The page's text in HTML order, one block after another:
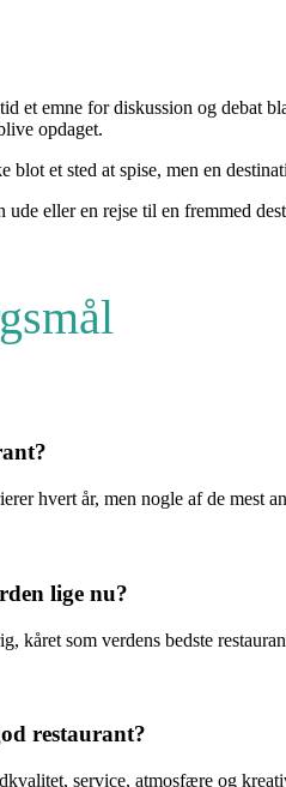
et emne for diskussion og debat
opdaget.
blot et sted at spise, men en
eller en rejse til en fremmed
hvert år, men nogle af de
lige nu?
som verdens bedste
restaurant?
service, atmosfære og